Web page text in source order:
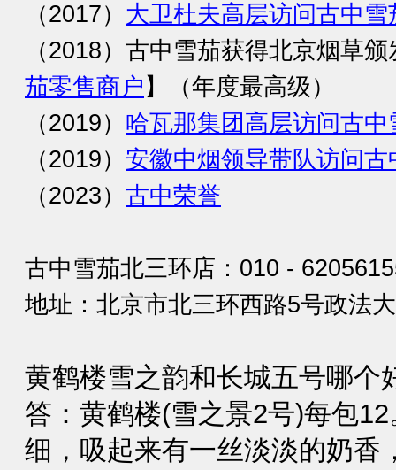
（2017） 大卫杜夫高层访问古中雪
（2018）古中雪茄获得北京烟草颁
茄零售商户 】（年度最高级）
（2019） 哈瓦那集团高层访问古中
（2019） 安徽中烟领导带队访问古
（2023） 古中荣誉
古中雪茄北三环店：010 -
地址：北京市北三环西路5号政法
黄鹤楼雪之韵和长城五号哪个
答：黄鹤楼(雪之景2号)每包
细，吸起来有一丝淡淡的奶香